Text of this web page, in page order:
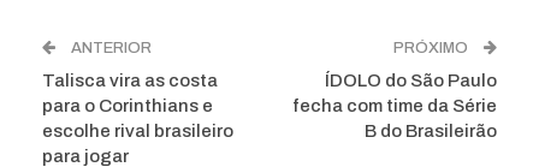
ANTERIOR
Talisca vira as costa
para o Corinthians e
escolhe rival brasileiro
para jogar
PRÓXIMO
ÍDOLO do São Paulo
fecha com time da Série
B do Brasileirão